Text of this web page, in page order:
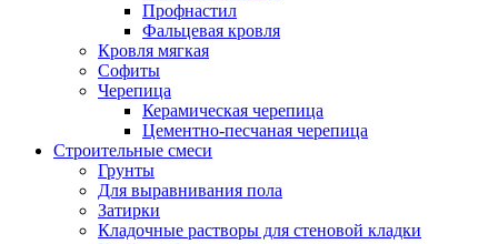
Профнастил
Фальцевая кровля
Кровля мягкая
Софиты
Черепица
Керамическая черепица
Цементно-песчаная черепица
Строительные смеси
Грунты
Для выравнивания пола
Затирки
Кладочные растворы для стеновой кладки